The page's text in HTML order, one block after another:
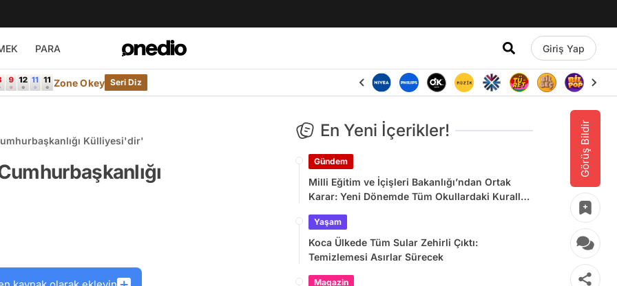
PARA Giriş Yap
Zone Okey Seri Diz
Görüş Bildir
Külliyesi'dir'
En Yeni İçerikler!
Gündem
Milli Eğitim ve İçişleri Bakanlığı’ndan Ortak
Karar: Yeni Dönemde Tüm Okullardaki Kurallar
Yaşam
Koca Ülkede Tüm Sular Zehirli Çıktı:
Temizlemesi Asırlar Sürecek
Magazin